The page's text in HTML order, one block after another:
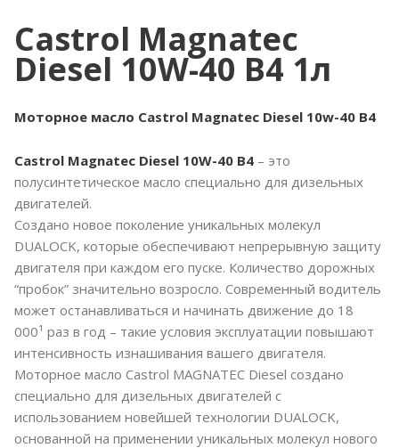
Castrol Magnatec
Diesel 10W-40 B4 1л
Моторное масло Castrol Magnatec Diesel 10w-40 B4
Castrol Magnatec Diesel 10W-40 B4 – это
полусинтетическое масло специально для дизельных
двигателей.
Создано новое поколение уникальных молекул
DUALOCK, которые обеспечивают непрерывную защиту
двигателя при каждом его пуске. Количество дорожных
“пробок” значительно возросло. Современный водитель
может останавливаться и начинать движение до 18
000¹ раз в год – такие условия эксплуатации повышают
интенсивность изнашивания вашего двигателя.
Моторное масло Castrol MAGNATEC Diesel создано
специально для дизельных двигателей с
использованием новейшей технологии DUALOCK,
основанной на применении уникальных молекул нового